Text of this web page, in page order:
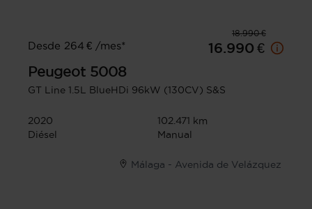
18.990 €
Desde 264 € /mes*
16.990 €
Peugeot 5008
GT Line 1.5L BlueHDi 96kW (130CV) S&S
2020
102.471 km
Diésel
Manual
Málaga - Avenida de Velázquez